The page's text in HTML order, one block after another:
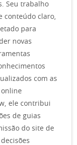
Seu trabalho
conteúdo claro,
para
novas
com as
ele contribui
de guias
do site de